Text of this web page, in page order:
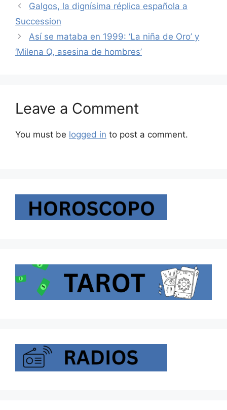
Galgos, la dignísima réplica española a
Succession
Así se mataba en 1999: ‘La niña de Oro’ y
‘Milena Q, asesina de hombres’
Leave a Comment
You must be logged in to post a comment.